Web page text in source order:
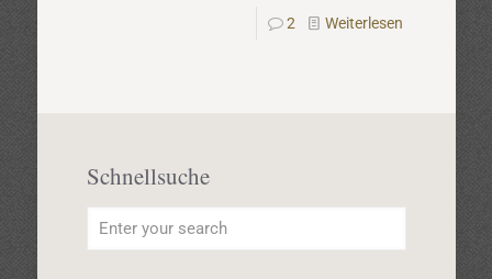
2 Weiterlesen
Schnellsuche